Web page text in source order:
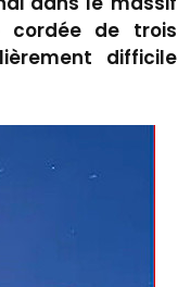
cordée de trois
difficile